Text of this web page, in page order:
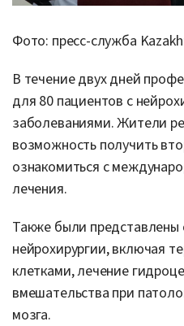
Фото: пресс-служба
В течение двух дней
для 80 пациентов с
заболеваниями. Жители
возможность получить
ознакомиться с
лечения.
Также были представлены
нейрохирургии, включая
клетками, лечение
вмешательства при
мозга.